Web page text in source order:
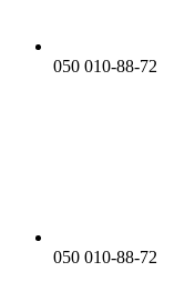
050 010-88-72
050 010-88-72